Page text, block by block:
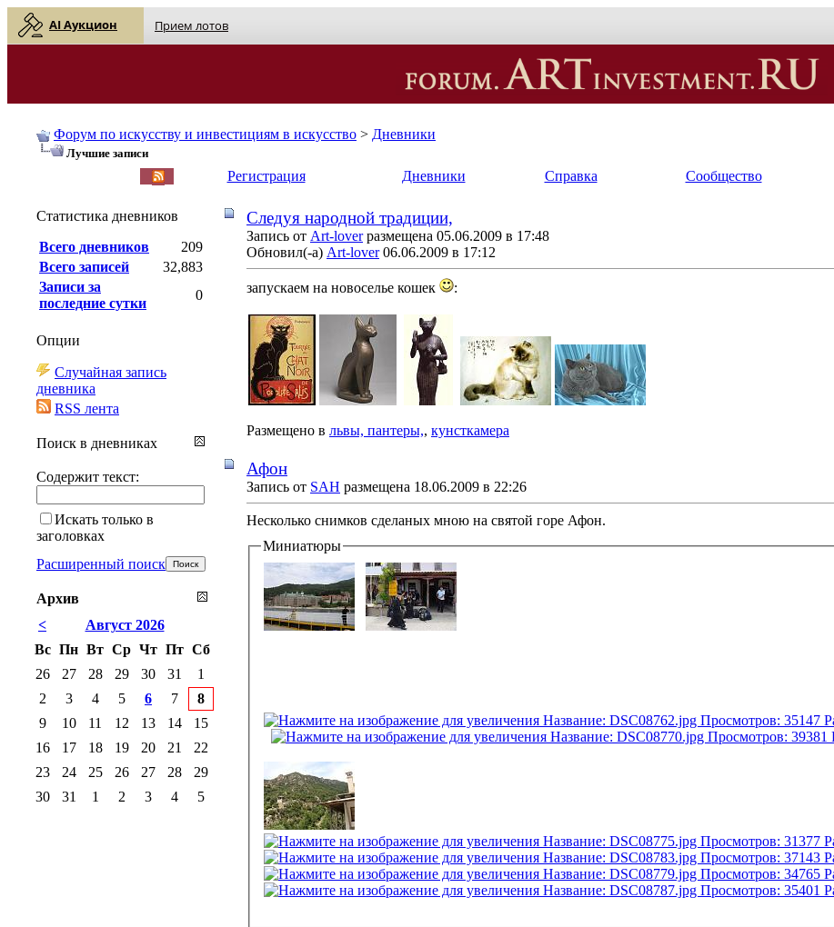
AI Аукцион Прием лотов
Форум по искусству и инвестициям в искусство > Дневники
Лучшие записи
Регистрация Дневники Справка Сообщество
Cледуя народной традиции,
Запись от Art-loverразмещена 05.06.2009 в 17:48
Обновил(-а) Art-lover06.06.2009 в 17:12
запускаем на новоселье кошек :
Размещено в львы, пантеры,, кунсткамера
Афон
Запись от SAH размещена 18.06.2009 в 22:26
Несколько снимков сделаных мною на святой горе Афон.
Миниатюры
Статистика дневников
Всего дневников
209
Всего записей
32,883
Записи за
последние сутки
0
Опции
Случайная запись
дневника
RSS лента
Поиск в дневниках
Содержит текст:
Искать только в
заголовках
Расширенный поиск
Архив
<
Август 2026
Вс Пн Вт Ср Чт Пт Сб
26
27 28 29 30 31
1
2
3 4 5 6 7
8
9
10 11 12 13 14
15
16
17 18 19 20 21
22
23
24 25 26 27 28
29
30
31 1 2 3 4 5